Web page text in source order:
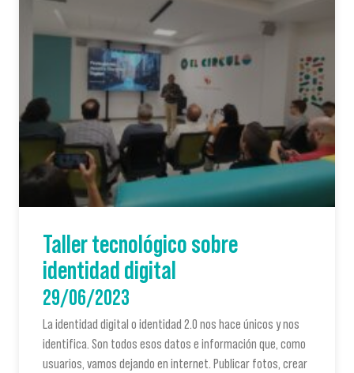
Taller tecnológico sobre
identidad digital
29/06/2023
La identidad digital o identidad 2.0 nos hace únicos y nos
identifica. Son todos esos datos e información que, como
usuarios, vamos dejando en internet. Publicar fotos, crear